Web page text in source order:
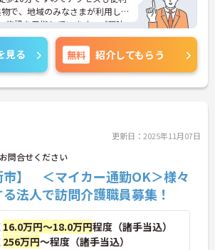
で、地域のみなさまが利用しや
施設を目指しています。ご興味
バイザーまでお問い合わせ下さ
見る 無料 紹介してもらう
更新日：2025年11月07日
問合せください
市】 ＜マイカー通勤OK＞様々
法人で訪問介護職員募集！
16.0万円～18.0万円程度（諸手当込）
256万円～程度（諸手当込）